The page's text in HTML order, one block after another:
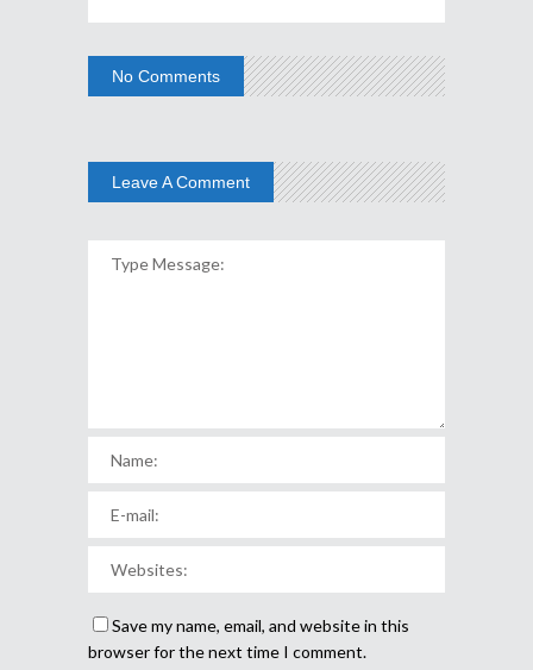
No Comments
Leave A Comment
Save my name, email, and website in this
browser for the next time I comment.